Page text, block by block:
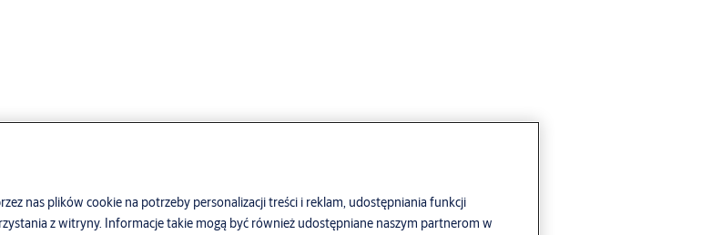
nas plików cookie na potrzeby personalizacji treści i reklam, udostępniania funkcji
z witryny. Informacje takie mogą być również udostępniane naszym partnerom w